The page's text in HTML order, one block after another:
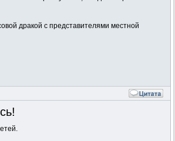
дракой с представителями местной